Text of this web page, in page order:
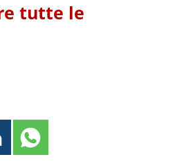
tutte le